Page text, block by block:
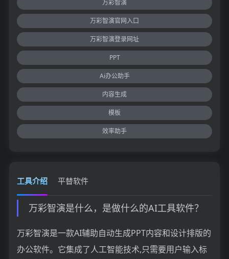
万彩智演
万彩智演官网入口
万彩智演登录网址
PPT
Ai办公助手
内容生成
模板
效率助手
工具介绍 平替软件
万彩智演是什么，是做什么的AI工具软件？
万彩智演是一款AI辅助自动生成PPT内容和设计排版的
办公软件。它集成了人工智能技术,只需要用户输入标